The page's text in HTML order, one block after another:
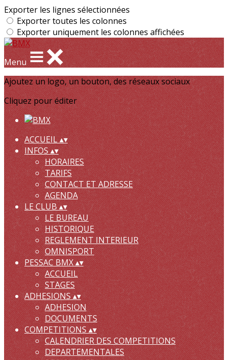
Exporter les lignes sélectionnées
Exporter toutes les colonnes
Exporter uniquement les colonnes affichées
Menu
Ajoutez un logo, un bouton, des réseaux sociaux
Cliquez pour éditer
ACCUEIL▴▾
INFOS▴▾
HORAIRES
TARIFS
CONTACT ET ADRESSE
AGENDA
LE CLUB▴▾
LE BUREAU
HISTORIQUE
REGLEMENT INTERIEUR
OMNISPORT
PESSAC BMX▴▾
ACCUEIL
STAGES
ADHESIONS▴▾
ADHESION
DOCUMENTS
COMPETITIONS▴▾
CALENDRIER DES COMPETITIONS
DEPARTEMENTALES